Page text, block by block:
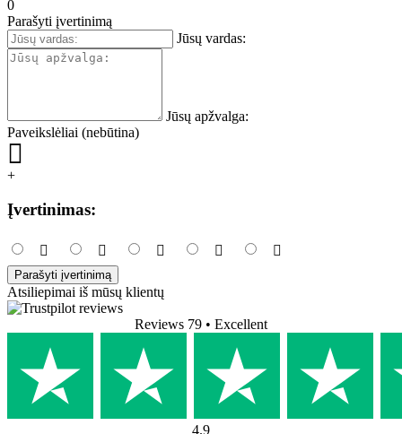
0
Parašyti įvertinimą
Jūsų vardas:
Jūsų apžvalga:
Paveikslėliai (nebūtina)
+
Įvertinimas:
Parašyti įvertinimą
Atsiliepimai iš mūsų klientų
Reviews 79 • Excellent
4.9